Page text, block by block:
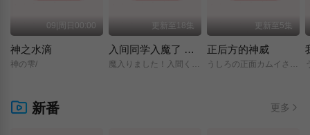
09|周日00:00
神之水滴
神の雫/
更新至18集
入间同学入魔了 第四季
魔入りました！入間くん/第4シリーズ/
更新至5集
正后方的神威
うしろの正面カムイさん/
新番 更多